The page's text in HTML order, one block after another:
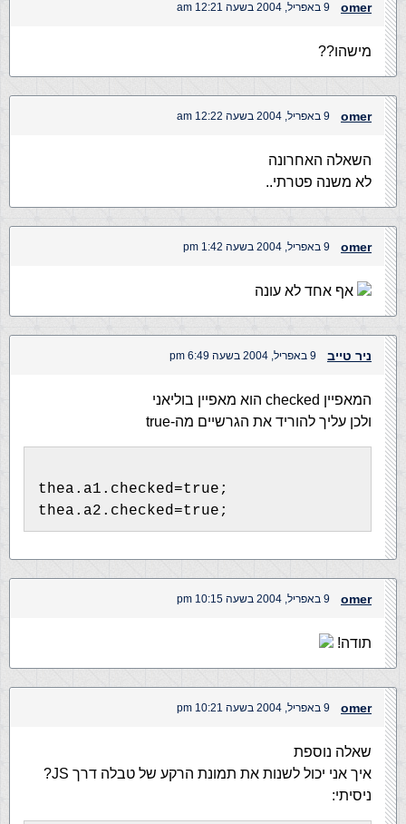
omer 9 באפריל, 2004 בשעה 12:21 am
מישהו??
omer 9 באפריל, 2004 בשעה 12:22 am
השאלה האחרונה
לא משנה פטרתי..
omer 9 באפריל, 2004 בשעה 1:42 pm
אף אחד לא עונה
ניר טייב 9 באפריל, 2004 בשעה 6:49 pm
המאפיין checked הוא מאפיין בוליאני
ולכן עליך להוריד את הגרשיים מה-true
thea.a1.checked=true;
thea.a2.checked=true;
omer 9 באפריל, 2004 בשעה 10:15 pm
תודה!
omer 9 באפריל, 2004 בשעה 10:21 pm
שאלה נוספת
איך אני יכול לשנות את תמונת הרקע של טבלה דרך JS?
ניסיתי: